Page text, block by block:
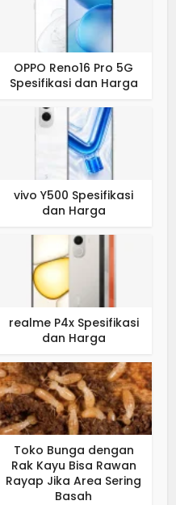
OPPO Reno16 Pro 5G
Spesifikasi dan Harga
vivo Y500 Spesifikasi
dan Harga
realme P4x Spesifikasi
dan Harga
Toko Bunga dengan
Rak Kayu Bisa Rawan
Rayap Jika Area Sering
Basah